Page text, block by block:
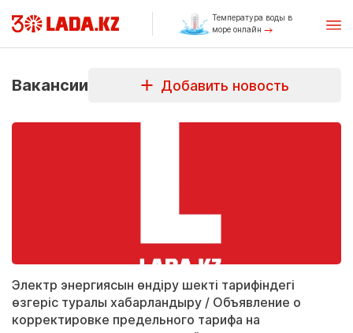
Температура воды в
море онлайн
Вакансии Добавить новость
Электр энергиясын өндіру шекті тарифіндегі
өзгеріс туралы хабарландыру / Объявление о
корректировке предельного тарифа на